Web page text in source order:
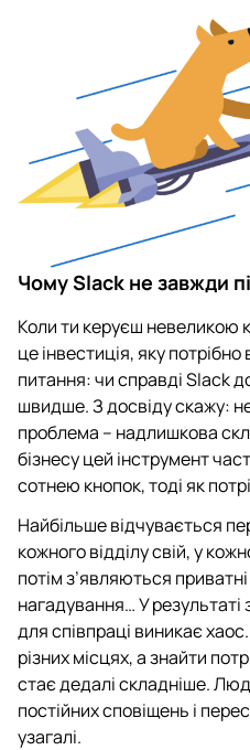
Чому Slack не завжди
Коли ти керуєш невеликою
це інвестиція, яку
питання: чи справді Slack
швидше. З досвіду скажу:
проблема – надлишкова
бізнесу цей інструмент
сотнею кнопок, тоді як
Найбільше відчувається
кожного відділу свій, у
потім з’являються приватні
нагадування… У
для співпраці виникає
різних місцях, а знайти
стає дедалі складніше.
постійних сповіщень і
узагалі.